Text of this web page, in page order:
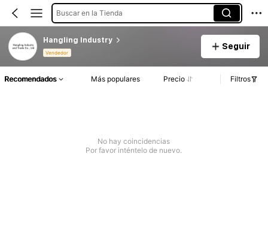
Buscar en la Tienda
Hangling Industry
Vendedor
Seguir
Recomendados Más populares Precio Filtros
No hay coincidencias
Por favor inténtelo de nuevo.